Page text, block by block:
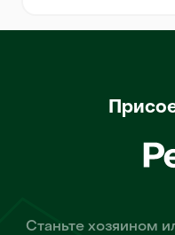
Станьте хозяином